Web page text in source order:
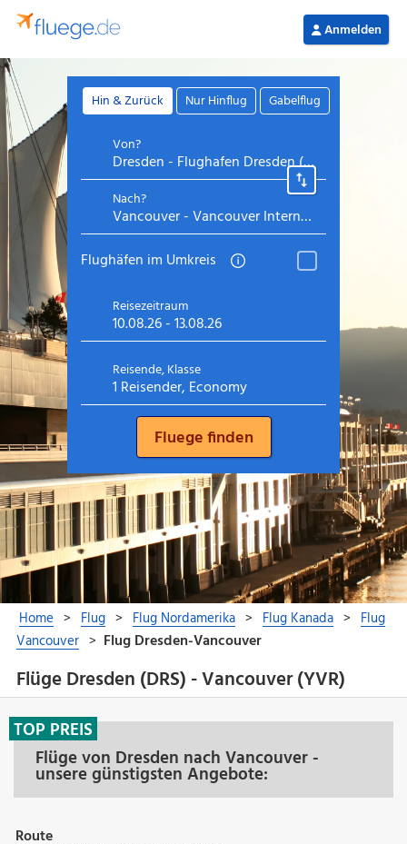
Flüge Dresden (DRS) - Vancouver (YVR)
Flüge von Dresden nach Vancouver -
unsere günstigsten Angebote:
TOP PREIS
Route